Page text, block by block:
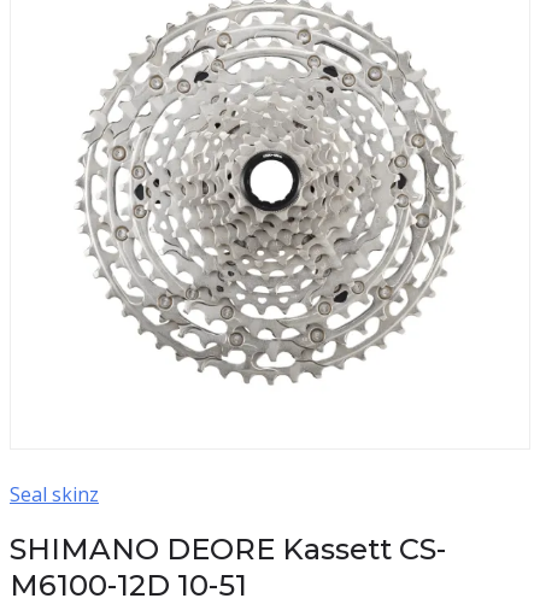
Seal skinz
SHIMANO DEORE Kassett CS-
M6100-12D 10-51